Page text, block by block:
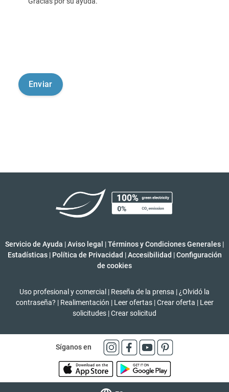
Servicio de Ayuda |Aviso legal |Términos y Condiciones Generales |
Estadísticas | Política de Privacidad | Accesibilidad | Configuración
de cookies
Uso profesional y comercial | Reseña de la prensa | ¿Olvidó la
contraseña? | Realimentación | Leer ofertas | Crear oferta | Leer
solicitudes |Crear solicitud
Síganos en